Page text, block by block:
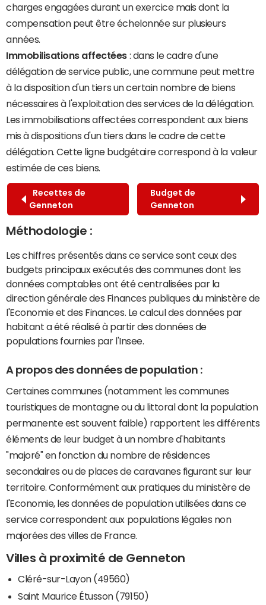
charges engagées durant un exercice mais dont la
compensation peut être échelonnée sur plusieurs
années.
Immobilisations affectées : dans le cadre d'une
délégation de service public, une commune peut mettre
à la disposition d'un tiers un certain nombre de biens
nécessaires à l'exploitation des services de la délégation.
Les immobilisations affectées correspondent aux biens
mis à dispositions d'un tiers dans le cadre de cette
délégation. Cette ligne budgétaire correspond à la valeur
estimée de ces biens.
Recettes de
Genneton
Budget de
Genneton
Méthodologie :
Les chiffres présentés dans ce service sont ceux des
budgets principaux exécutés des communes dont les
données comptables ont été centralisées par la
direction générale des Finances publiques du ministère de
l'Economie et des Finances. Le calcul des données par
habitant a été réalisé à partir des données de
populations fournies par l'Insee.
A propos des données de population :
Certaines communes (notamment les communes
touristiques de montagne ou du littoral dont la population
permanente est souvent faible) rapportent les différents
éléments de leur budget à un nombre d'habitants
"majoré" en fonction du nombre de résidences
secondaires ou de places de caravanes figurant sur leur
territoire. Conformément aux pratiques du ministère de
l'Economie, les données de population utilisées dans ce
service correspondent aux populations légales non
majorées des villes de France.
Villes à proximité de Genneton
Cléré-sur-Layon (49560)
Saint Maurice Étusson (79150)